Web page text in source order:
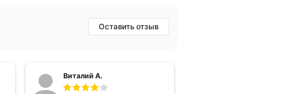
Оставить отзыв
Виталий А.